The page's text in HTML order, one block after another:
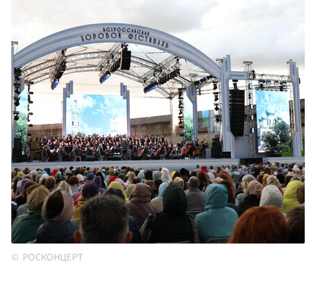
РОСКОНЦЕРТ